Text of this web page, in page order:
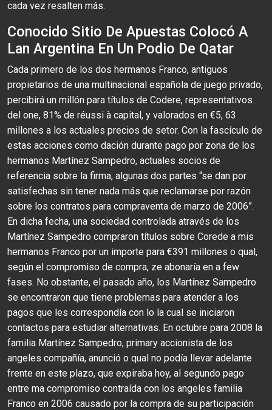
cada vez resalten más.
Conocido Sitio De Apuestas Colocó A
Lan Argentina En Un Podio De Qatar
Cada primero de los dos hermanos Franco, antiguos
propietarios de una multinacional española de juego privado,
percibirá un millón para títulos de Codere, representativos
del one, 81% de réussi à capital, y valorados en €5, 63
millones a los actuales precios de setor. Con la fascículo de
estas acciones como dación durante pago por zona de los
hermanos Martínez Sampedro, actuales socios de
referencia sobre la firma, algunas dos partes “se dan por
satisfechas sin tener nada más que reclamarse por razón
sobre los contratos para compraventa de marzo de 2006”.
En dicha fecha, una sociedad controlada através de los
Martínez Sampedro compraron títulos sobre Corede a mis
hermanos Franco por un importe para €391 millones o qual,
según el compromiso de compra, ze abonaría en a few
fases. No obstante, el pasado año, los Martínez Sampedro
se encontraron que tiene problemas para atender a los
pagos que les correspondía con lo la cual se iniciaron
contactos para estudiar alternativas. En octubre para 2008 la
familia Martínez Sampedro, primary accionista de los
angeles compañía, anunció o qual no podía llevar adelante
frente en este plazo, que expiraba hoy, al segundo pago
entre ma compromiso contraída con los angeles familia
Franco en 2006 causado por la compra de su participación